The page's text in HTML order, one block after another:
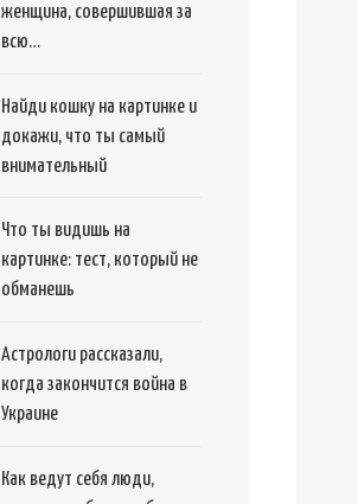
женщина, совершившая за
всю…
Найди кошку на картинке и
докажи, что ты самый
внимательный
Что ты видишь на
картинке: тест, который не
обманешь
Астрологи рассказали,
когда закончится война в
Украине
Как ведут себя люди,